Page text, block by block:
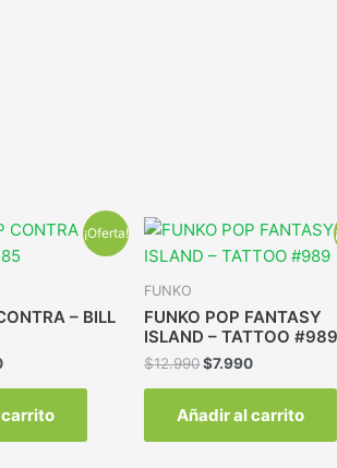
¡Oferta!
– BILL
FUNKO
FUNKO POP FANTASY
ISLAND – TATTOO #989
$12.990 $7.990
Añadir al carrito